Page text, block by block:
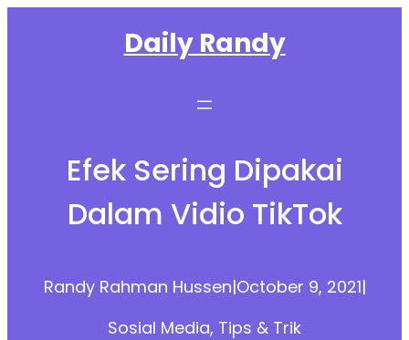
Daily Randy
Efek Sering Dipakai
Dalam Vidio TikTok
Randy Rahman Hussen|October 9, 2021|
Sosial Media, Tips & Trik